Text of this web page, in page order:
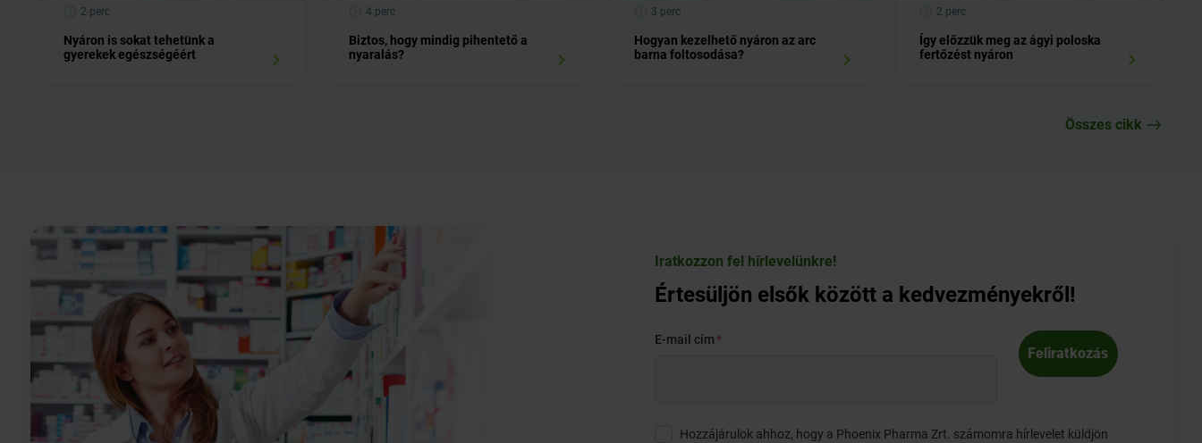
2 perc
Nyáron is sokat tehetünk a
gyerekek egészségéért
4 perc
Biztos, hogy mindig pihentető a
nyaralás?
3 perc
Hogyan kezelhető nyáron az arc
barna foltosodása?
2 perc
Így előzzük meg az ágyi poloska
fertőzést nyáron
Összes cikk
Iratkozzon fel hírlevelünkre!
Értesüljön elsők között a kedvezményekről!
E-mail cím
Feliratkozás
Hozzájárulok ahhoz, hogy a Phoenix Pharma Zrt. számomra hírlevelet küldjön